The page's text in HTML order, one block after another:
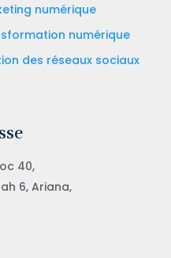
numérique
numérique
des réseaux sociaux
40,
6, Ariana,